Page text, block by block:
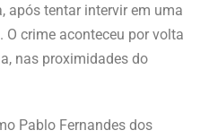
após tentar intervir em uma
crime aconteceu por volta
nas proximidades do
Pablo Fernandes dos